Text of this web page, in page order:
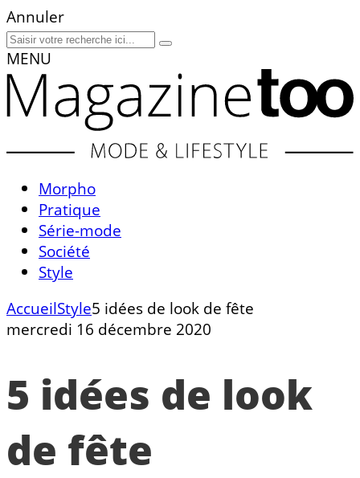
Annuler
MENU
Morpho
Pratique
Série-mode
Société
Style
AccueilStyle5 idées de look de fête
mercredi 16 décembre 2020
5 idées de look
de fête